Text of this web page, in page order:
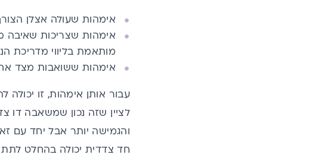
אימהות שעולה אצלן
אימהות שצריכות
מותאמת בליווי מדריכת
אימהות ששואבות מצד
עבור אותן אימהות, זו
לציין שזה נכון שמשאבה
והגמישה יותר אבל יחד עם
חד צדדית יכולה בהחלט לתת